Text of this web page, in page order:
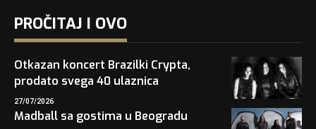
PROČITAJ I OVO
Otkazan koncert Brazilki Crypta,
prodato svega 40 ulaznica
27/07/2026
Madball sa gostima u Beogradu